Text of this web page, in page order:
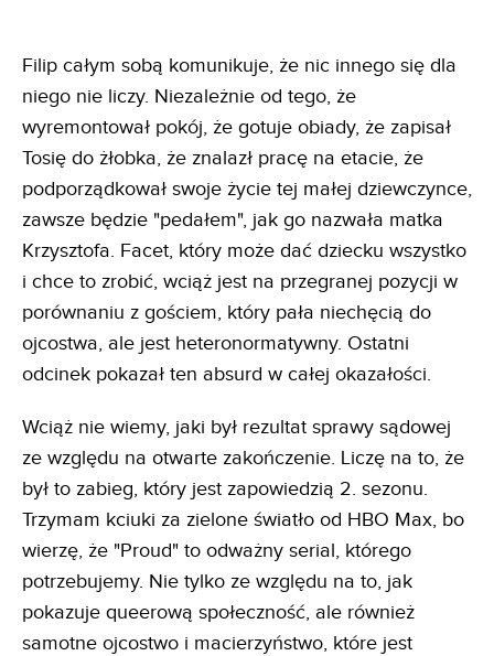
Filip całym sobą komunikuje, że nic innego się dla
niego nie liczy. Niezależnie od tego, że
wyremontował pokój, że gotuje obiady, że zapisał
Tosię do żłobka, że znalazł pracę na etacie, że
podporządkował swoje życie tej małej dziewczynce,
zawsze będzie "pedałem", jak go nazwała matka
Krzysztofa. Facet, który może dać dziecku wszystko
i chce to zrobić, wciąż jest na przegranej pozycji w
porównaniu z gościem, który pała niechęcią do
ojcostwa, ale jest heteronormatywny. Ostatni
odcinek pokazał ten absurd w całej okazałości.
Wciąż nie wiemy, jaki był rezultat sprawy sądowej
ze względu na otwarte zakończenie. Liczę na to, że
był to zabieg, który jest zapowiedzią 2. sezonu.
Trzymam kciuki za zielone światło od HBO Max, bo
wierzę, że "Proud" to odważny serial, którego
potrzebujemy. Nie tylko ze względu na to, jak
pokazuje queerową społeczność, ale również
samotne ojcostwo i macierzyństwo, które jest